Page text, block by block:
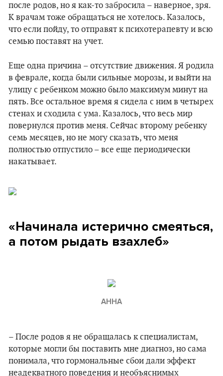
после родов, но я как-то забросила – наверное, зря.
К врачам тоже обращаться не хотелось. Казалось,
что если пойду, то отправят к психотерапевту и всю
семью поставят на учет.
Еще одна причина – отсутствие движения. Я родила
в феврале, когда были сильные морозы, и выйти на
улицу с ребенком можно было максимум минут на
пять. Все остальное время я сидела с ним в четырех
стенах и сходила с ума. Казалось, что весь мир
повернулся против меня. Сейчас второму ребенку
семь месяцев, но не могу сказать, что меня
полностью отпустило – все еще периодически
накатывает.
«Начинала истерично смеяться,
а потом рыдать взахлеб»
АННА
– После родов я не обращалась к специалистам,
которые могли бы поставить мне диагноз, но сама
понимала, что гормональные сбои дали эффект
неадекватного поведения и необъяснимых